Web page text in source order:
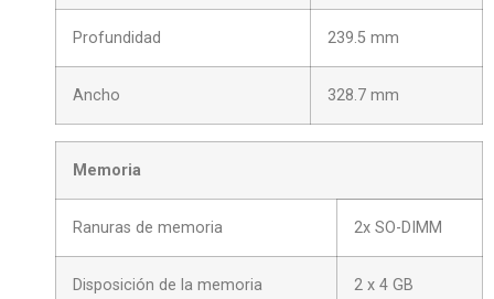
Profundidad 239.5 mm
Ancho 328.7 mm
Memoria
Ranuras de memoria 2x SO-DIMM
Disposición de la memoria 2 x 4 GB